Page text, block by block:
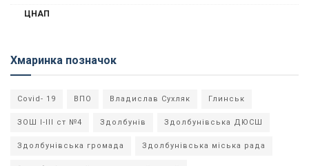
ЦНАП
Хмаринка позначок
Covid- 19 ВПО Владислав Сухляк Глинськ
ЗОШ І-ІІІ ст №4 Здолбунів Здолбунівська ДЮСШ
Здолбунівська громада Здолбунівська міська рада